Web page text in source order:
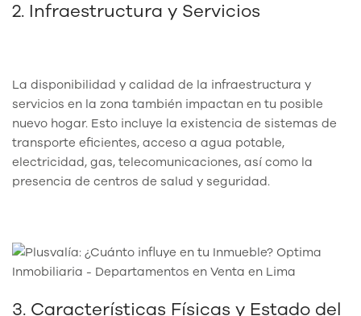
2. Infraestructura y Servicios
La disponibilidad y calidad de la infraestructura y
servicios en la zona también impactan en tu posible
nuevo hogar. Esto incluye la existencia de sistemas de
transporte eficientes, acceso a agua potable,
electricidad, gas, telecomunicaciones, así como la
presencia de centros de salud y seguridad.
3. Características Físicas y Estado del